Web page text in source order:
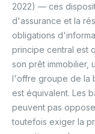
2022) — ces
d'assurance et la
obligations
principe central est
son prêt immobilier,
l'offre groupe de la
est équivalent. Les
peuvent pas
toutefois exiger la